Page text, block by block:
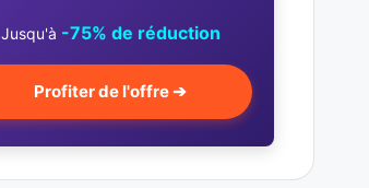
Jusqu'à -75% de réduction
Profiter de l'offre ➔